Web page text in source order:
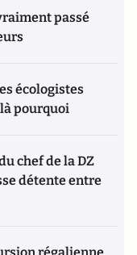
passé
écologistes
pourquoi
chef de la DZ
détente entre